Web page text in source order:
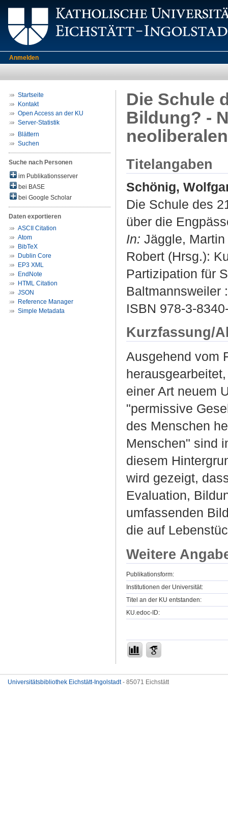
Anmelden
Startseite
Kontakt
Open Access an der KU
Server-Statistik
Blättern
Suchen
Suche nach Personen
im Publikationsserver
bei BASE
bei Google Scholar
Daten exportieren
ASCII Citation
Atom
BibTeX
Dublin Core
EP3 XML
EndNote
HTML Citation
JSON
Reference Manager
Simple Metadata
Die Schule
Bildung? -
Titelangaben
Schönig,
Die Schule des
über die
In: Jäggle,
Robert (Hrsg.):
Partizipation für
Baltmannsweiler
ISBN 978-3-
Kurzfassung/
Ausgehend vom
einer Art neuem
"permissive
des Menschen
Menschen" sind
diesem
wird gezeigt,
Evaluation,
umfassenden
die auf
Weitere
Publikationsform:
Institutionen der Universität:
Titel an der KU entstanden:
KU.edoc-ID:
Universitätsbibliothek Eichstätt-Ingolstadt- 85071 Eichstätt